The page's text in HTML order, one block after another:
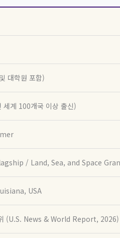
대학원 포함)
계 100개국 이상 출신)
/ Land, Sea, and Space
USA
(U.S. News & World Report, 2026)